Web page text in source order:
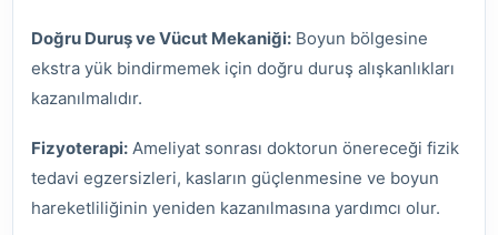
Doğru Duruş ve Vücut Mekaniği: Boyun bölgesine
ekstra yük bindirmemek için doğru duruş alışkanlıkları
kazanılmalıdır.
Fizyoterapi: Ameliyat sonrası doktorun önereceği fizik
tedavi egzersizleri, kasların güçlenmesine ve boyun
hareketliliğinin yeniden kazanılmasına yardımcı olur.